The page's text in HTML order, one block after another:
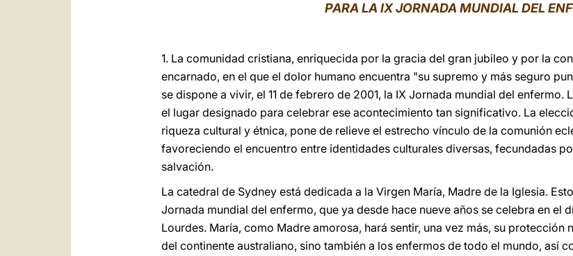
PARA LA IX JORNADA MUNDIAL DEL
1. La comunidad cristiana, enriquecida por la gracia del gran jubileo y por la
encarnado, en el que el dolor humano encuentra "su supremo y más seguro
se dispone a vivir, el 11 de febrero de 2001, la IX Jornada mundial del enfermo.
el lugar designado para celebrar ese acontecimiento tan significativo. La
riqueza cultural y étnica, pone de relieve el estrecho vínculo de la comunión
favoreciendo el encuentro entre identidades culturales diversas, fecundadas
salvación.
La catedral de Sydney está dedicada a la Virgen María, Madre de la Iglesia.
Jornada mundial del enfermo, que ya desde hace nueve años se celebra en el
Lourdes. María, como Madre amorosa, hará sentir, una vez más, su
del continente australiano, sino también a los enfermos de todo el mundo, así